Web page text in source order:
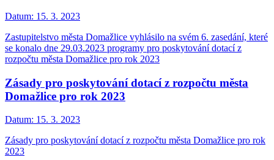
Datum: 15. 3. 2023
Zastupitelstvo města Domažlice vyhlásilo na svém 6. zasedání, které
se konalo dne 29.03.2023 programy pro poskytování dotací z
rozpočtu města Domažlice pro rok 2023
Zásady pro poskytování dotací z rozpočtu města
Domažlice pro rok 2023
Datum: 15. 3. 2023
Zásady pro poskytování dotací z rozpočtu města Domažlice pro rok
2023